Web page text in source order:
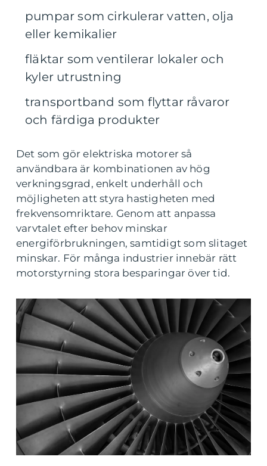
pumpar som cirkulerar vatten, olja
eller kemikalier
fläktar som ventilerar lokaler och
kyler utrustning
transportband som flyttar råvaror
och färdiga produkter
Det som gör elektriska motorer så
användbara är kombinationen av hög
verkningsgrad, enkelt underhåll och
möjligheten att styra hastigheten med
frekvensomriktare. Genom att anpassa
varvtalet efter behov minskar
energiförbrukningen, samtidigt som slitaget
minskar. För många industrier innebär rätt
motorstyrning stora besparingar över tid.